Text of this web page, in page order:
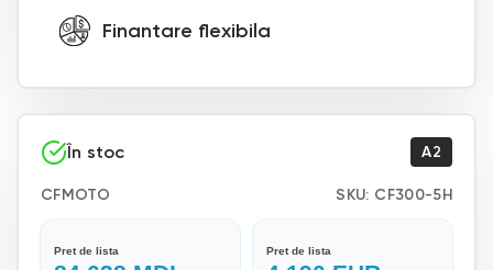
Finantare flexibila
În stoc A2
CFMOTO SKU: CF300-5H
Pret de lista Pret de lista